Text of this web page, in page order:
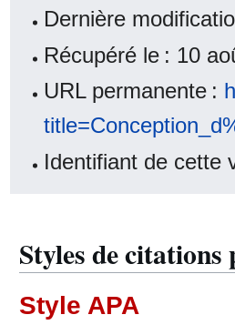
Dernière
Récupéré le : 10
URL permanente :
Identifiant de cette
Styles de
Style APA